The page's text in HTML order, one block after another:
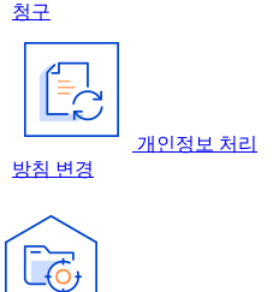
청구
개인정보 처리
방침 변경